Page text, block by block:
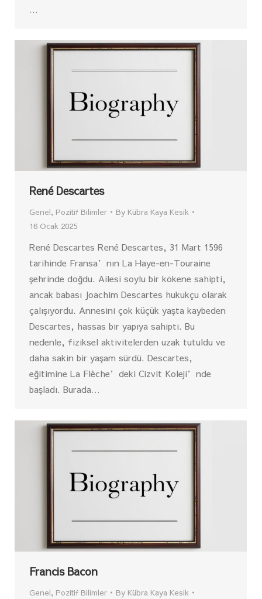
…
René Descartes
Genel, Pozitif Bilimler By Kübra Kaya Kesik
16 Ocak 2025
René Descartes René Descartes, 31 Mart 1596
tarihinde Fransa’nın La Haye-en-Touraine
şehrinde doğdu. Ailesi soylu bir kökene sahipti,
ancak babası Joachim Descartes hukukçu olarak
çalışıyordu. Annesini çok küçük yaşta kaybeden
Descartes, hassas bir yapıya sahipti. Bu
nedenle, fiziksel aktivitelerden uzak tutuldu ve
daha sakin bir yaşam sürdü. Descartes,
eğitimine La Flèche’deki Cizvit Koleji’nde
başladı. Burada…
Francis Bacon
Genel, Pozitif Bilimler By Kübra Kaya Kesik